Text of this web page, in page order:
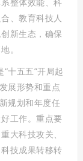
、教育科技人
新生态，确保
。
十五五”开局起
展形势和重点
规划和年度任
工作。重点要
大科技攻关、
技成果转移转